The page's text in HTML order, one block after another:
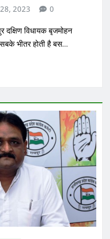
2023 0
दक्षिण विधायक बृजमोहन
भीतर होती है बस…